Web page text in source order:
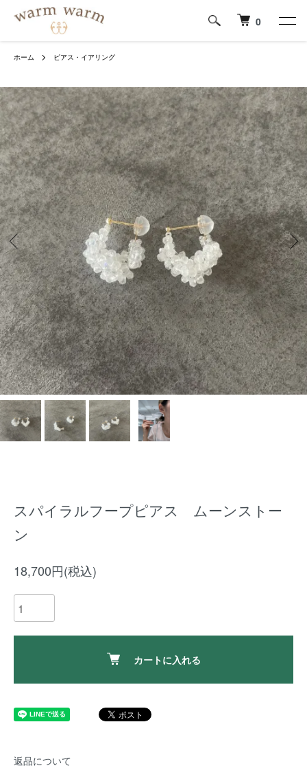
0
ホーム ピアス・イアリング
スパイラルフープピアス ムーンストー
ン
18,700円(税込)
カートに入れる
返品について